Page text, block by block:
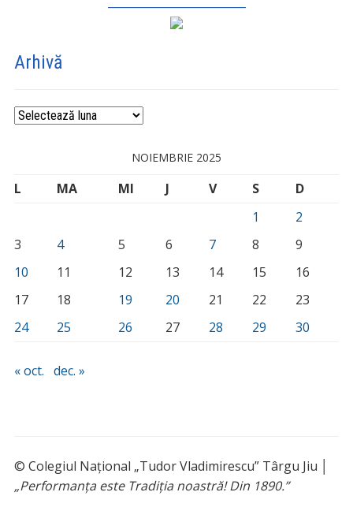
Arhivă
Arhivă
NOIEMBRIE 2025
L MA MI J V S
D
1
2
3
4 5 6 7 8
9
10
11 12 13 14 15
16
17
18 19 20 21 22
23
24
25 26 27 28 29 30
« oct. dec. »
© Colegiul Național „Tudor Vladimirescu” Târgu Jiu │
„Performanța este Tradiția noastră! Din 1890.”